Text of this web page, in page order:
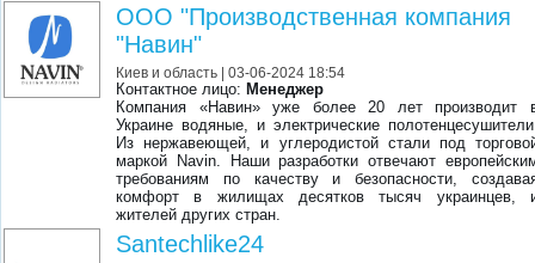
ООО "Производственная компания
"Навин"
Киев и область | 03-06-2024 18:54
Контактное лицо: Менеджер
Компания «Навин» уже более 20 лет производит
Украине водяные, и электрические
Из нержавеющей, и углеродистой стали под
маркой Navin. Наши разработки отвечают
требованиям по качеству и безопасности,
комфорт в жилищах десятков тысяч украинцев,
жителей других стран.
Santechlike24